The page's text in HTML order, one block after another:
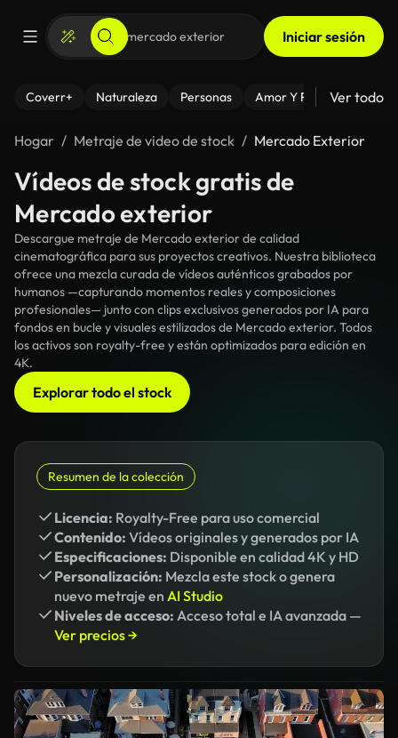
Iniciar sesión
Coverr+ Naturaleza Personas Amor Y Relaciones
Ver todo
Hogar Metraje de video de stock Mercado Exterior
Vídeos de stock gratis de
Mercado exterior
Descargue metraje de Mercado exterior de calidad
cinematográfica para sus proyectos creativos. Nuestra biblioteca
ofrece una mezcla curada de vídeos auténticos grabados por
humanos —capturando momentos reales y composiciones
profesionales— junto con clips exclusivos generados por IA para
fondos en bucle y visuales estilizados de Mercado exterior. Todos
los activos son royalty-free y están optimizados para edición en
4K.
Explorar todo el stock
Resumen de la colección
Licencia: Royalty-Free para uso comercial
Contenido: Vídeos originales y generados por IA
Especificaciones: Disponible en calidad 4K y HD
Personalización: Mezcla este stock o genera
nuevo metraje en AI Studio
Niveles de acceso: Acceso total e IA avanzada —
Ver precios →